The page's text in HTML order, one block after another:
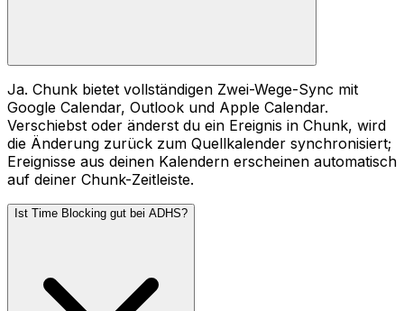
Ja. Chunk bietet vollständigen Zwei-Wege-Sync mit
Google Calendar, Outlook und Apple Calendar.
Verschiebst oder änderst du ein Ereignis in Chunk, wird
die Änderung zurück zum Quellkalender synchronisiert;
Ereignisse aus deinen Kalendern erscheinen automatisch
auf deiner Chunk-Zeitleiste.
Ist Time Blocking gut bei ADHS?